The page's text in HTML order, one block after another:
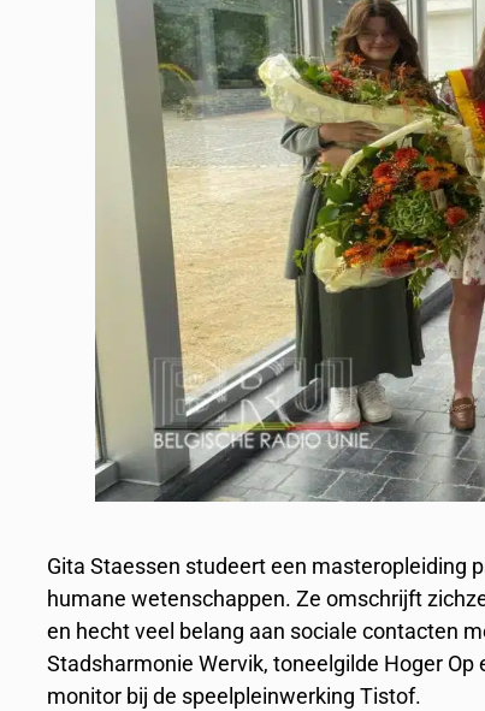
Gita Staessen studeert een masteropleiding
humane wetenschappen. Ze omschrijft
en hecht veel belang aan sociale contacten
Stadsharmonie Wervik, toneelgilde Hoger
monitor bij de speelpleinwerking Tistof.